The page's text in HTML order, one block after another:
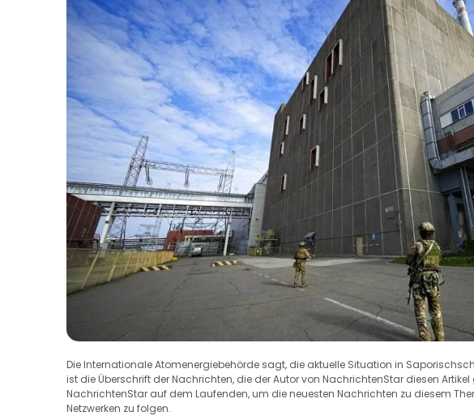
Die Internationale Atomenergiebehörde sagt, die aktuelle Situation in
ist die Überschrift der Nachrichten, die der Autor von NachrichtenStar diesen
NachrichtenStar auf dem Laufenden, um die neuesten Nachrichten zu diesem
Netzwerken zu folgen.